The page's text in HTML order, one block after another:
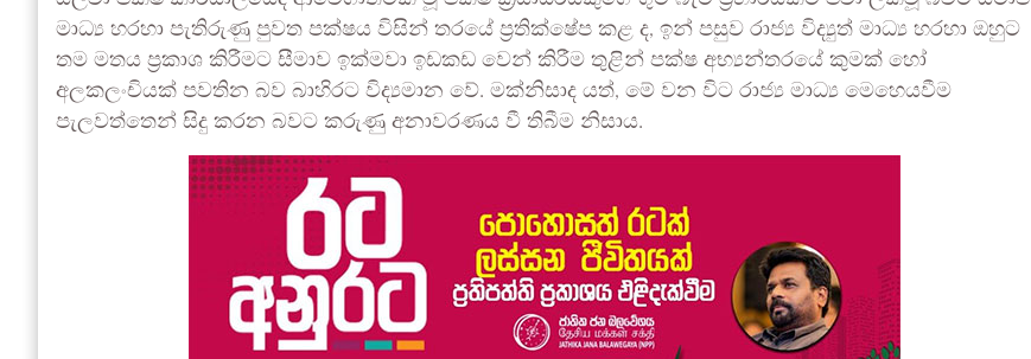
මාධ්‍ය හරහා පැතිරුණු පුවත පක්ෂය විසින් තරයේ ප්‍රතික්ෂේප කළ ද, ඉන් පසුව රාජ්‍ය විද්‍යුත් මාධ්‍ය හරහා ඔහුට
තම මතය ප්‍රකාශ කිරීමට සීමාව ඉක්මවා ඉඩකඩ වෙන් කිරීම තුළින් පක්ෂ අභ්‍යන්තරයේ කුමක් හෝ
අලකලංචියක් පවතින බව බාහිරට විද්‍යමාන වේ. මක්නිසාද යත්, මේ වන විට රාජ්‍ය මාධ්‍ය මෙහෙයවීම
පැලවත්තෙන් සිදු කරන බවට කරුණු අනාවරණය වී තිබීම නිසාය.